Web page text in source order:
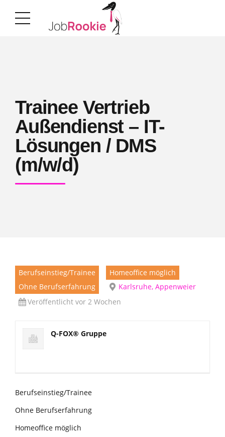
Trainee Vertrieb
Außendienst – IT-
Lösungen / DMS
(m/w/d)
Berufseinstieg/Trainee
Homeoffice möglich
Ohne Berufserfahrung
Karlsruhe, Appenweier
Veröffentlicht vor 2 Wochen
Q-FOX® Gruppe
Berufseinstieg/Trainee
Ohne Berufserfahrung
Homeoffice möglich